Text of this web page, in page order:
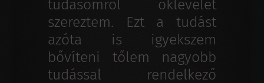
tudásomról oklevelet
szereztem. Ezt a tudást
azóta is igyekszem
bővíteni tőlem nagyobb
tudással rendelkező